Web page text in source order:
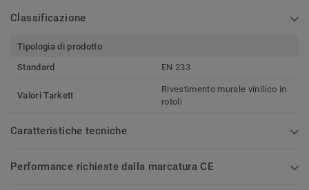
Classificazione
Tipologia di prodotto
Standard
EN 233
Valori Tarkett
Rivestimento murale vinilico in
rotoli
Caratteristiche tecniche
Performance richieste dalla marcatura CE